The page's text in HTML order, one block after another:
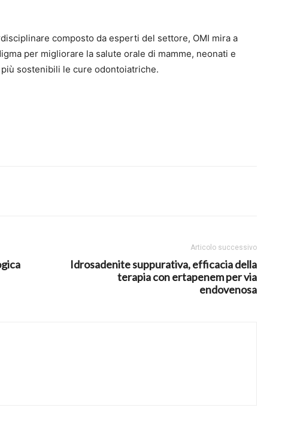
composto da esperti del settore, OMI mira a
per migliorare la salute orale di mamme, neonati e
sostenibili le cure odontoiatriche.
Articolo successivo
Idrosadenite suppurativa, efficacia della
terapia con ertapenem per via
endovenosa